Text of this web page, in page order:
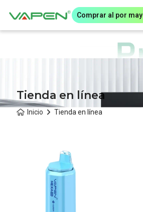
Comprar al por
Tienda en línea
Inicio Tienda en línea